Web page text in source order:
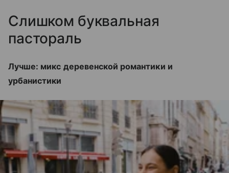
Слишком буквальная
пастораль
Лучше: микс деревенской романтики и
урбанистики